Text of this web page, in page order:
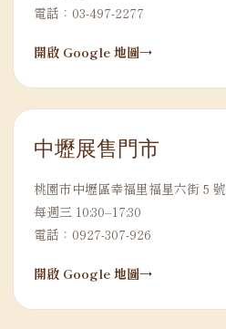
電話：03-497-2277
開啟 Google 地圖
中壢展售門市
桃園市中壢區幸福里福星六街 5 號
每週三 10:30–17:30
電話：0927-307-926
開啟 Google 地圖